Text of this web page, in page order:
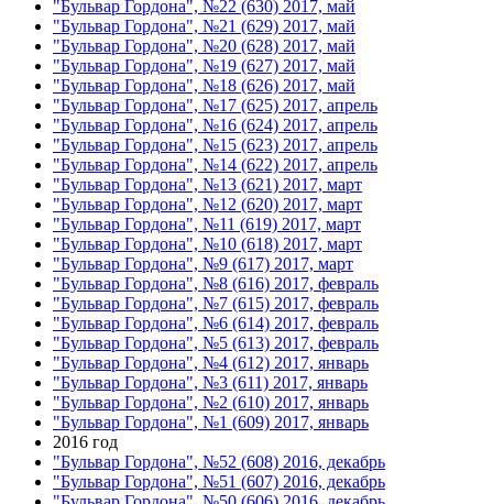
"Бульвар Гордона", №22 (630) 2017, май
"Бульвар Гордона", №21 (629) 2017, май
"Бульвар Гордона", №20 (628) 2017, май
"Бульвар Гордона", №19 (627) 2017, май
"Бульвар Гордона", №18 (626) 2017, май
"Бульвар Гордона", №17 (625) 2017, апрель
"Бульвар Гордона", №16 (624) 2017, апрель
"Бульвар Гордона", №15 (623) 2017, апрель
"Бульвар Гордона", №14 (622) 2017, апрель
"Бульвар Гордона", №13 (621) 2017, март
"Бульвар Гордона", №12 (620) 2017, март
"Бульвар Гордона", №11 (619) 2017, март
"Бульвар Гордона", №10 (618) 2017, март
"Бульвар Гордона", №9 (617) 2017, март
"Бульвар Гордона", №8 (616) 2017, февраль
"Бульвар Гордона", №7 (615) 2017, февраль
"Бульвар Гордона", №6 (614) 2017, февраль
"Бульвар Гордона", №5 (613) 2017, февраль
"Бульвар Гордона", №4 (612) 2017, январь
"Бульвар Гордона", №3 (611) 2017, январь
"Бульвар Гордона", №2 (610) 2017, январь
"Бульвар Гордона", №1 (609) 2017, январь
2016 год
"Бульвар Гордона", №52 (608) 2016, декабрь
"Бульвар Гордона", №51 (607) 2016, декабрь